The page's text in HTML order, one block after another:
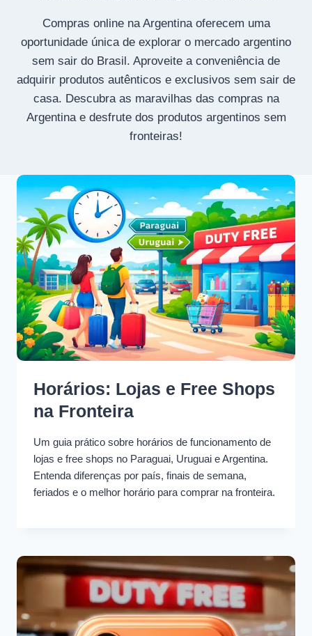
Compras online na Argentina oferecem uma
oportunidade única de explorar o mercado argentino
sem sair do Brasil. Aproveite a conveniência de
adquirir produtos autênticos e exclusivos sem sair de
casa. Descubra as maravilhas das compras na
Argentina e desfrute dos produtos argentinos sem
fronteiras!
Horários: Lojas e Free Shops
na Fronteira
Um guia prático sobre horários de funcionamento de
lojas e free shops no Paraguai, Uruguai e Argentina.
Entenda diferenças por país, finais de semana,
feriados e o melhor horário para comprar na fronteira.